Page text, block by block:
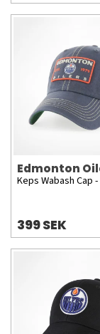
Edmonton
Keps Wabash Cap
399 SEK